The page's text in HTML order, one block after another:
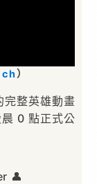
）
整英雄動畫
0 點正式公
👤